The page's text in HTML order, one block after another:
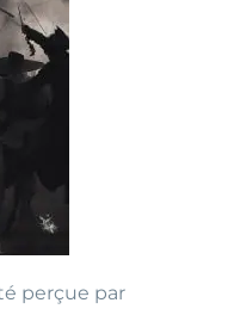
perçue par